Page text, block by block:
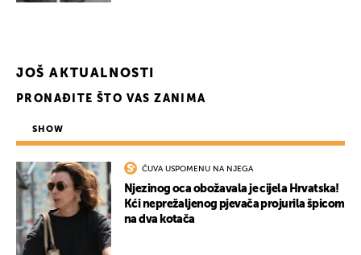
JOŠ AKTUALNOSTI
PRONAĐITE ŠTO VAS ZANIMA
SHOW
ČUVA USPOMENU NA NJEGA
Njezinog oca obožavala je cijela Hrvatska!
Kći neprežaljenog pjevača projurila špicom
na dva kotača